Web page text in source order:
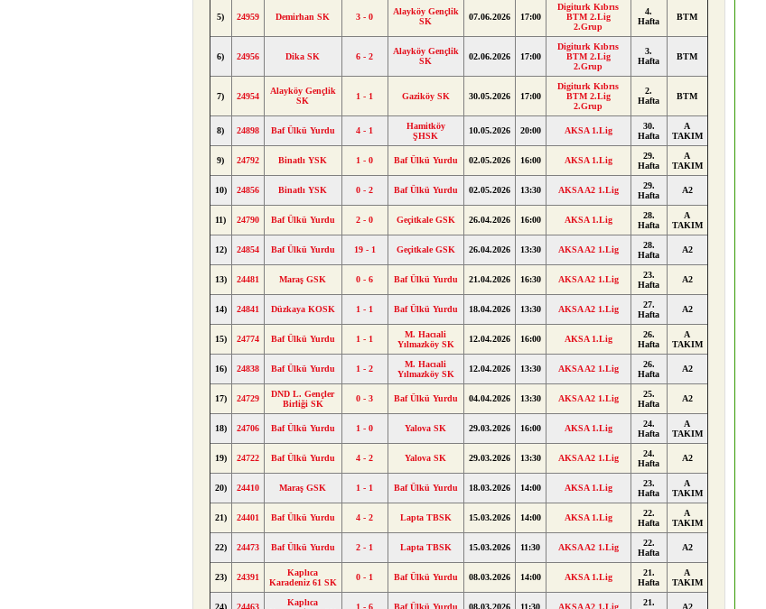
5) 24959 Demirhan SK 3 - 0
Alayköy Gençlik
SK
07.06.2026 17:00
Digiturk Kıbrıs
BTM 2.Lig
2.Grup
4.
Hafta
BTM
6) 24956 Dika SK 6 - 2
Alayköy Gençlik
SK
02.06.2026 17:00
Digiturk Kıbrıs
BTM 2.Lig
2.Grup
3.
Hafta
BTM
7) 24954
Alayköy Gençlik
SK
1 - 1 Gaziköy SK 30.05.2026 17:00
Digiturk Kıbrıs
BTM 2.Lig
2.Grup
2.
Hafta
BTM
8) 24898 Baf Ülkü Yurdu 4 - 1
Hamitköy
ŞHSK
10.05.2026 20:00 AKSA 1.Lig
30.
Hafta
A
TAKIM
9) 24792 Binatlı YSK 1 - 0 Baf Ülkü Yurdu 02.05.2026 16:00 AKSA 1.Lig
29.
Hafta
A
TAKIM
10) 24856 Binatlı YSK 0 - 2 Baf Ülkü Yurdu 02.05.2026 13:30 AKSA A2 1.Lig
29.
Hafta
A2
11) 24790 Baf Ülkü Yurdu 2 - 0 Geçitkale GSK 26.04.2026 16:00 AKSA 1.Lig
28.
Hafta
A
TAKIM
12) 24854 Baf Ülkü Yurdu 19 - 1 Geçitkale GSK 26.04.2026 13:30 AKSA A2 1.Lig
28.
Hafta
A2
13) 24481 Maraş GSK 0 - 6 Baf Ülkü Yurdu 21.04.2026 16:30 AKSA A2 1.Lig
23.
Hafta
A2
14) 24841 Düzkaya KOSK 1 - 1 Baf Ülkü Yurdu 18.04.2026 13:30 AKSA A2 1.Lig
27.
Hafta
A2
15) 24774 Baf Ülkü Yurdu 1 - 1
M. Hacıali
Yılmazköy SK
12.04.2026 16:00 AKSA 1.Lig
26.
Hafta
A
TAKIM
16) 24838 Baf Ülkü Yurdu 1 - 2
M. Hacıali
Yılmazköy SK
12.04.2026 13:30 AKSA A2 1.Lig
26.
Hafta
A2
17) 24729
DND L. Gençler
Birliği SK
0 - 3 Baf Ülkü Yurdu 04.04.2026 13:30 AKSA A2 1.Lig
25.
Hafta
A2
18) 24706 Baf Ülkü Yurdu 1 - 0 Yalova SK 29.03.2026 16:00 AKSA 1.Lig
24.
Hafta
A
TAKIM
19) 24722 Baf Ülkü Yurdu 4 - 2 Yalova SK 29.03.2026 13:30 AKSA A2 1.Lig
24.
Hafta
A2
20) 24410 Maraş GSK 1 - 1 Baf Ülkü Yurdu 18.03.2026 14:00 AKSA 1.Lig
23.
Hafta
A
TAKIM
21) 24401 Baf Ülkü Yurdu 4 - 2 Lapta TBSK 15.03.2026 14:00 AKSA 1.Lig
22.
Hafta
A
TAKIM
22) 24473 Baf Ülkü Yurdu 2 - 1 Lapta TBSK 15.03.2026 11:30 AKSA A2 1.Lig
22.
Hafta
A2
23) 24391
Kaplıca
Karadeniz 61 SK
0 - 1 Baf Ülkü Yurdu 08.03.2026 14:00 AKSA 1.Lig
21.
Hafta
A
TAKIM
24) 24463
Kaplıca
1 - 6 Baf Ülkü Yurdu 08.03.2026 11:30 AKSA A2 1.Lig
21.
A2